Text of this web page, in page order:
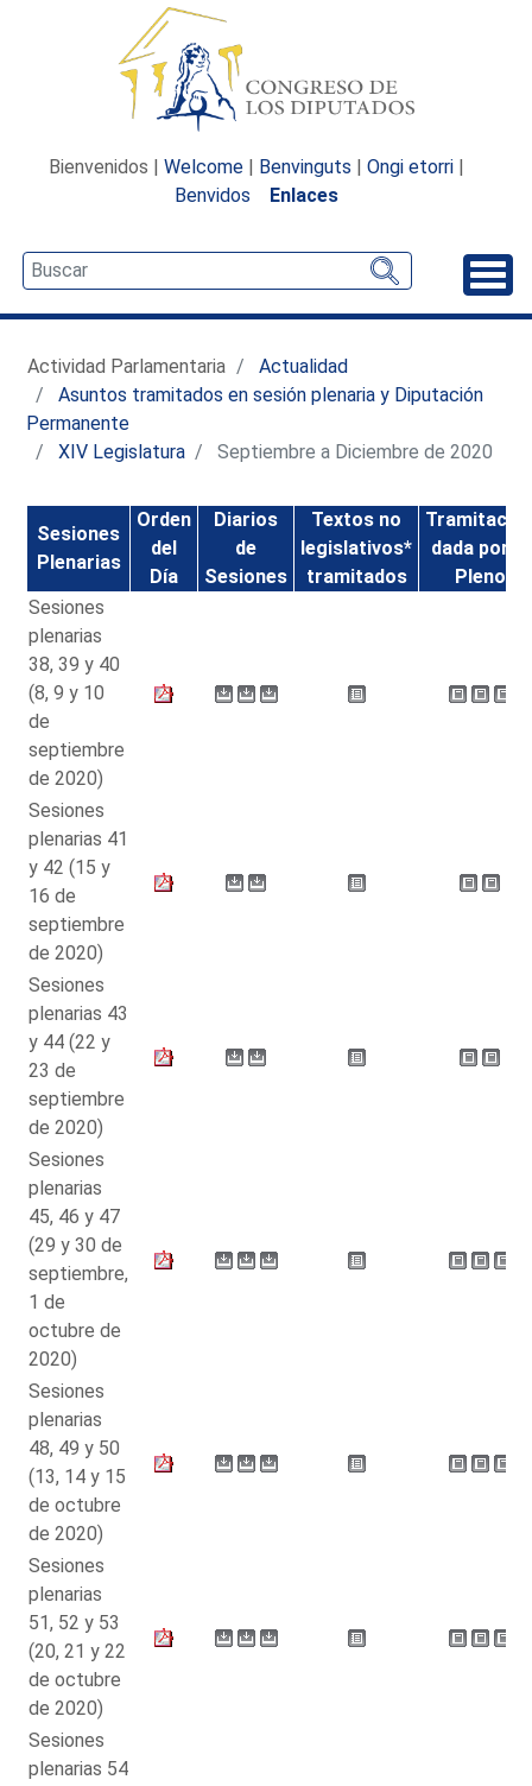
Bienvenidos | Welcome | Benvinguts | Ongi etorri |
Benvidos
Enlaces
Actividad Parlamentaria
Actualidad
Asuntos tramitados en sesión plenaria y Diputación
Permanente
XIV Legislatura
Septiembre a Diciembre de 2020
Sesiones
Plenarias
Orden
del
Día
Diarios
de
Sesiones
Textos no
legislativos*
tramitados
dada por el
Pleno
Sesiones
plenarias
38, 39 y 40
(8, 9 y 10
de
septiembre
de 2020)
Sesiones
plenarias 41
y 42 (15 y
16 de
septiembre
de 2020)
Sesiones
plenarias 43
y 44 (22 y
23 de
septiembre
de 2020)
Sesiones
plenarias
45, 46 y 47
(29 y 30 de
septiembre,
1 de
octubre de
2020)
Sesiones
plenarias
48, 49 y 50
(13, 14 y 15
de octubre
de 2020)
Sesiones
plenarias
51, 52 y 53
(20, 21 y 22
de octubre
de 2020)
Sesiones
plenarias 54